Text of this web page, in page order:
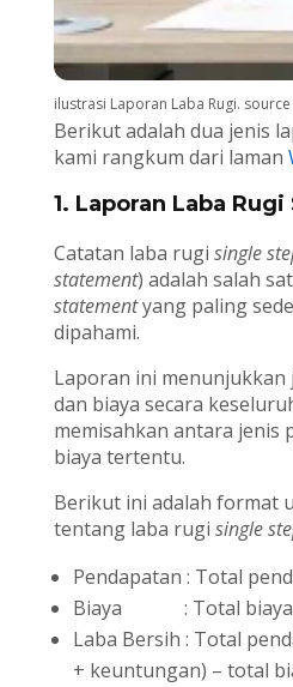
ilustrasi Laporan Laba Rugi.
Berikut adalah dua jenis
kami rangkum dari laman
1. Laporan Laba
Catatan laba rugi single
statement) adalah salah
statementyang paling
dipahami.
Laporan ini menunjukkan
dan biaya secara
memisahkan antara jenis
biaya tertentu.
Berikut ini adalah format
tentang laba rugi single
Pendapatan : Total
Biaya : Total biaya
Laba Bersih : Total
+ keuntungan) – total